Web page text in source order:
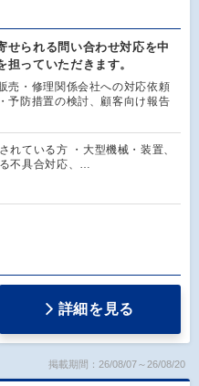
せられる問い合わせ対応を中
っていただきます。
売・修理関係会社への対応依頼
予防措置の検討、顧客向け報告
れている方 ・大型機械・装置、
不具合対応、…
詳細を見る
掲載期間：26/08/07～26/08/20